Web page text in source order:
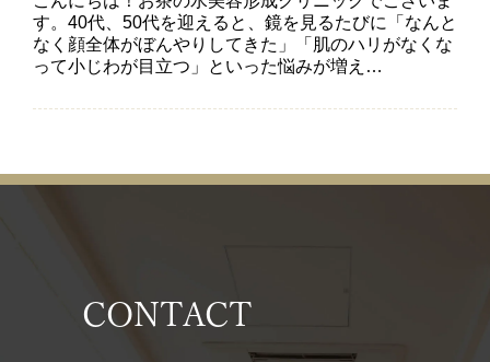
す。40代、50代を迎えると、鏡を見るたびに「なんと
なく顔全体がぼんやりしてきた」「肌のハリがなくな
って小じわが目立つ」といった悩みが増え…
CONTACT